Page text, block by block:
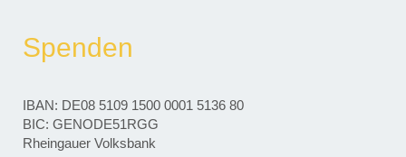
Spenden
IBAN: DE08 5109 1500 0001 5136 80
BIC: GENODE51RGG
Rheingauer Volksbank